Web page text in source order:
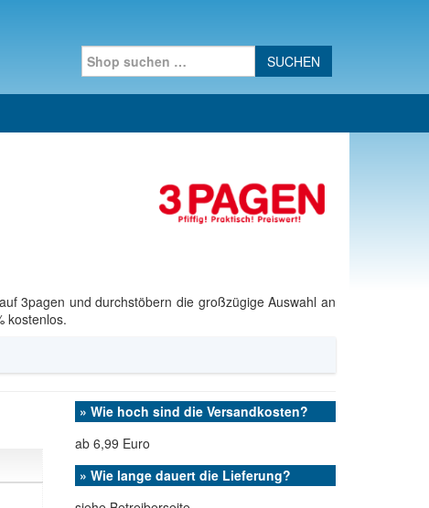
Search for:
3pagen und durchstöbern die großzügige Auswahl an
kostenlos.
» Wie hoch sind die Versandkosten?
ab 6,99 Euro
» Wie lange dauert die Lieferung?